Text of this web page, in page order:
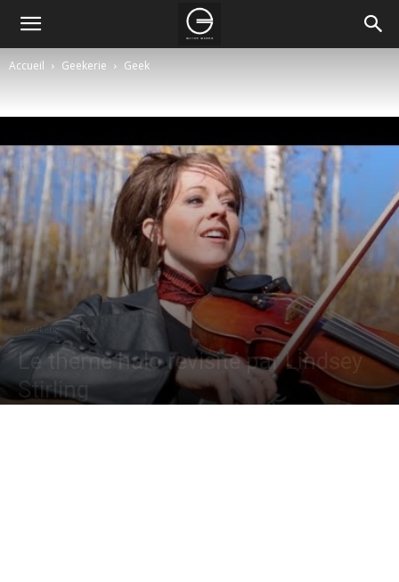
Accueil Geekerie Geek
Geekerie Geek
Le thème halo revisité par Lindsey
Stirling